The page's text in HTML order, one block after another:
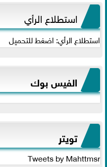
استطلاع الرأي
استطلاع الرأي: اضغط للتحميل
الفيس بوك
تويتر
Tweets by Mahttmsr